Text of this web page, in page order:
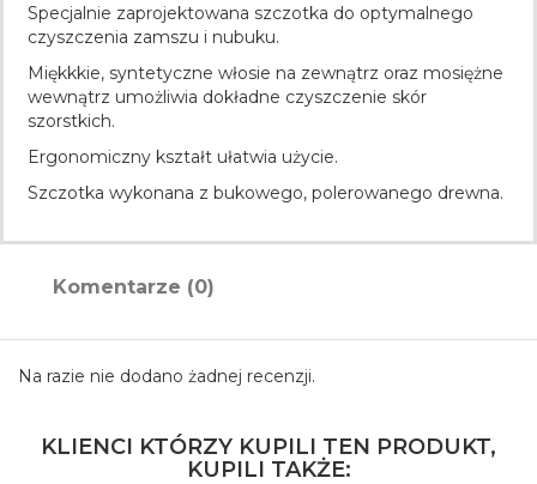
Specjalnie zaprojektowana szczotka do optymalnego
czyszczenia zamszu i nubuku.
Miękkkie, syntetyczne włosie na zewnątrz oraz mosiężne
wewnątrz umożliwia dokładne czyszczenie skór
szorstkich.
Ergonomiczny kształt ułatwia użycie.
Szczotka wykonana z bukowego, polerowanego drewna.
Komentarze (0)
Na razie nie dodano żadnej recenzji.
KLIENCI KTÓRZY KUPILI TEN PRODUKT,
KUPILI TAKŻE: